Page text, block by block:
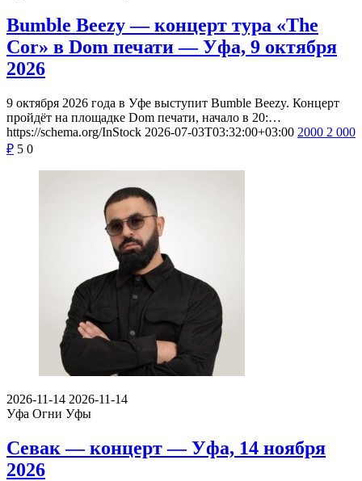
Bumble Beezy — концерт тура «The
Cor» в Dom печати — Уфа, 9 октября
2026
9 октября 2026 года в Уфе выступит Bumble Beezy. Концерт
пройдёт на площадке Dom печати, начало в 20:…
https://schema.org/InStock 2026-07-03T03:32:00+03:00 2000 2 000
₽ 5 0
2026-11-14 2026-11-14
Уфа Огни Уфы
Севак — концерт — Уфа, 14 ноября
2026